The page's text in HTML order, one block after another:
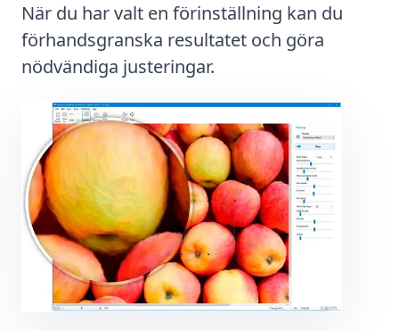
När du har valt en förinställning kan du
förhandsgranska resultatet och göra
nödvändiga justeringar.